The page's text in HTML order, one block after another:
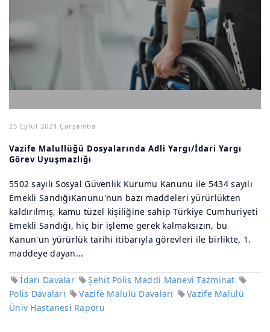
25 Eylül 2024 Çarşamba
Vazife Malullüğü Dosyalarında Adli Yargı/İdari Yargı
Görev Uyuşmazlığı
5502 sayılı Sosyal Güvenlik Kurumu Kanunu ile 5434 sayılı
Emekli SandığıKanunu'nun bazı maddeleri yürürlükten
kaldırılmış, kamu tüzel kişiliğine sahip Türkiye Cumhuriyeti
Emekli Sandığı, hiç bir işleme gerek kalmaksızın, bu
Kanun'un yürürlük tarihi itibarıyla görevleri ile birlikte, 1.
maddeye dayan...
İdari Davalar
Şehit Polis Maddi Manevi Tazminat
Polis Davaları
Vazife Malulü Davaları
Vazife Malulü
Üniv Hastanesi Raporu